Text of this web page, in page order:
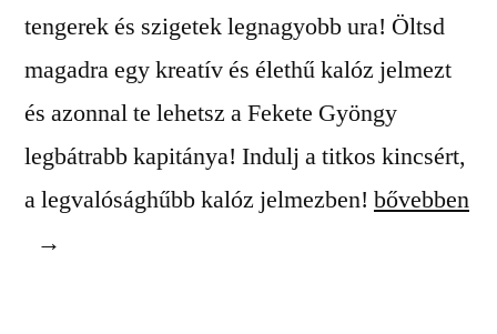
tengerek és szigetek legnagyobb ura! Öltsd
magadra egy kreatív és élethű kalóz jelmezt
és azonnal te lehetsz a Fekete Gyöngy
legbátrabb kapitánya! Indulj a titkos kincsért,
a legvalósághűbb kalóz jelmezben! bővebben